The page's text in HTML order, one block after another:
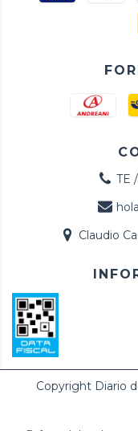
TE
Claudio
Copyright Diario